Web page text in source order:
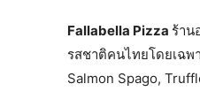
Fallabella Pizza ร้าน
รสชาติคนไทยโดยเฉ
Salmon Spago,